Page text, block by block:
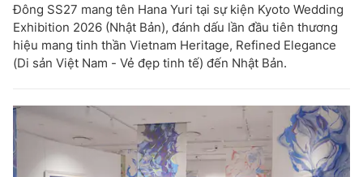
Đông SS27 mang tên Hana Yuri tại sự kiện Kyoto Wedding
Exhibition 2026 (Nhật Bản), đánh dấu lần đầu tiên thương
hiệu mang tinh thần Vietnam Heritage, Refined Elegance
(Di sản Việt Nam - Vẻ đẹp tinh tế) đến Nhật Bản.